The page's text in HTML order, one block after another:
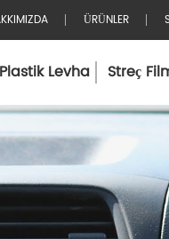
ÜRÜNLER
Plastik Levha Streç